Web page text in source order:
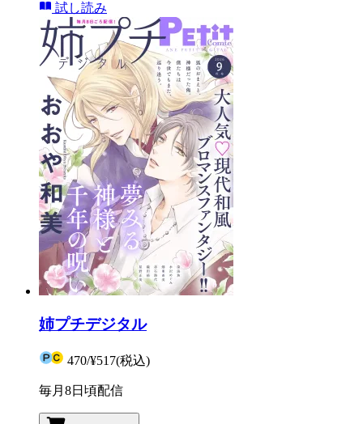
試し読み
姉プチデジタル
470/¥517(税込)
毎月8日頃配信